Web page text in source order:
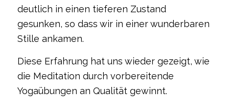
deutlich in einen tieferen Zustand
gesunken, so dass wir in einer wunderbaren
Stille ankamen.
Diese Erfahrung hat uns wieder gezeigt, wie
die Meditation durch vorbereitende
Yogaübungen an Qualität gewinnt.